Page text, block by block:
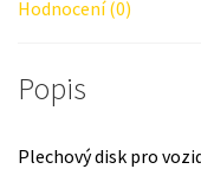
Hodnocení (0)
Popis
Plechový disk pro